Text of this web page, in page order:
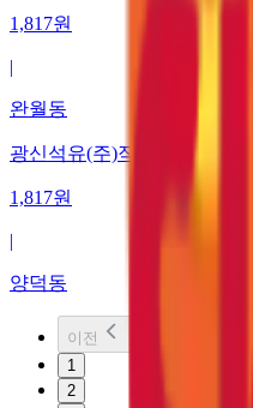
1,817원
|
완월동
광신석유(주)직영 양덕주유소
1,817원
|
양덕동
이전
1
2